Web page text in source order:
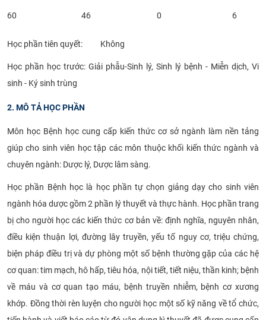
60 46 0 6
Học phần tiên quyết: Không
Học phần học trước: Giải phẫu-Sinh lý, Sinh lý bệnh - Miễn dịch, Vi
sinh - Ký sinh trùng
2. MÔ TẢ HỌC PHẦN
Môn học Bệnh học cung cấp kiến thức cơ sở ngành làm nền tảng
giúp cho sinh viên học tập các môn thuộc khối kiến thức ngành và
chuyên ngành: Dược lý, Dược lâm sàng.
Học phần Bệnh học là học phần tự chọn giảng dạy cho sinh viên
ngành hóa dược gồm 2 phần lý thuyết và thực hành. Học phần trang
bị cho người học các kiến thức cơ bản về: định nghĩa, nguyên nhân,
điều kiện thuận lợi, đường lây truyền, yếu tố nguy cơ, triệu chứng,
biện pháp điều trị và dự phòng một số bệnh thường gặp của các hệ
cơ quan: tim mạch, hô hấp, tiêu hóa, nội tiết, tiết niệu, thần kinh; bệnh
về máu và cơ quan tạo máu, bệnh truyền nhiễm, bệnh cơ xương
khớp. Đồng thời rèn luyện cho người học một số kỹ năng về tổ chức,